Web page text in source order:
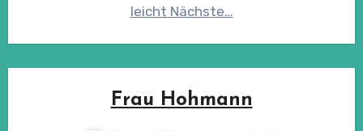
leicht Nächste…
Frau Hohmann